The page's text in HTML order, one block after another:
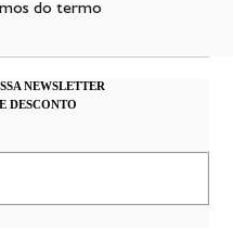
do termo
NEWSLETTER
DESCONTO